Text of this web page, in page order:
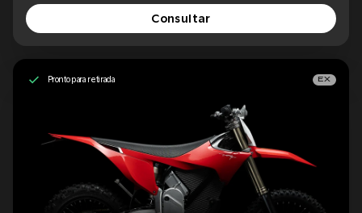
Consultar
Pronto para retirada EX